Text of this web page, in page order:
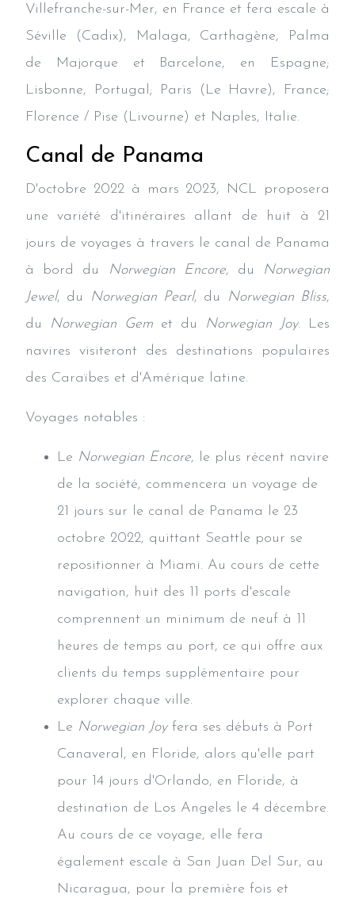
Villefranche-sur-Mer, en France et fera escale à
Séville (Cadix), Malaga, Carthagène, Palma
de Majorque et Barcelone, en Espagne;
Lisbonne, Portugal; Paris (Le Havre), France;
Florence / Pise (Livourne) et Naples, Italie.
Canal de Panama
D'octobre 2022 à mars 2023, NCL proposera
une variété d'itinéraires allant de huit à 21
jours de voyages à travers le canal de Panama
à bord du
Norwegian Encore, du
Norwegian
Jewel, du Norwegian Pearl, du Norwegian Bliss,
du
Norwegian Gem et du Norwegian Joy. Les
navires visiteront des destinations populaires
des Caraïbes et d'Amérique latine.
Voyages notables :
Le Norwegian Encore, le plus récent navire
de la société, commencera un voyage de
21 jours sur le canal de Panama le 23
octobre 2022, quittant Seattle pour se
repositionner à Miami. Au cours de cette
navigation, huit des 11 ports d'escale
comprennent un minimum de neuf à 11
heures de temps au port, ce qui offre aux
clients du temps supplémentaire pour
explorer chaque ville.
Le Norwegian Joyfera ses débuts à Port
Canaveral, en Floride, alors qu'elle part
pour 14 jours d'Orlando, en Floride, à
destination de Los Angeles le 4 décembre.
Au cours de ce voyage, elle fera
également escale à San Juan Del Sur, au
Nicaragua, pour la première fois et